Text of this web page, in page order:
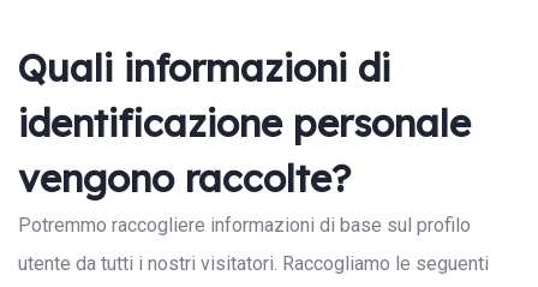
Quali informazioni di
identificazione personale
vengono raccolte?
Potremmo raccogliere informazioni di base sul profilo
utente da tutti i nostri visitatori. Raccogliamo le seguenti